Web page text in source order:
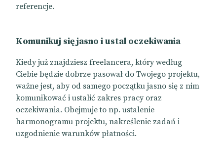
referencje.
Komunikuj się jasno i ustal oczekiwania
Kiedy już znajdziesz freelancera, który według
Ciebie będzie dobrze pasował do Twojego projektu,
ważne jest, aby od samego początku jasno się z nim
komunikować i ustalić zakres pracy oraz
oczekiwania. Obejmuje to np. ustalenie
harmonogramu projektu, nakreślenie zadań i
uzgodnienie warunków płatności.